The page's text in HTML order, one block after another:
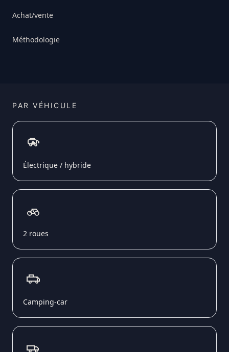
Achat/vente
Méthodologie
PAR VÉHICULE
Électrique / hybride
2 roues
Camping-car